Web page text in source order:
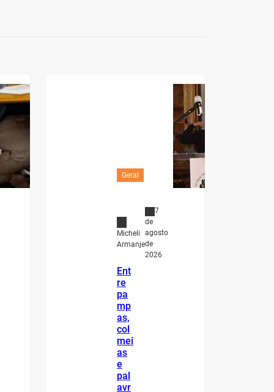
Geral
Micheli
Armanje
7
de
agosto
de
2026
Ent
re
pa
mp
as,
col
mei
as
e
pal
avr